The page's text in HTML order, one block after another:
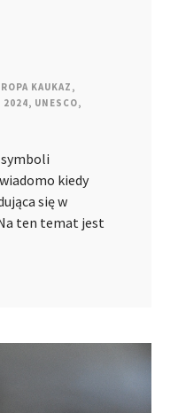
KAUKAZ ,
2024, UNESCO,
kiedy
się w
ten temat jest